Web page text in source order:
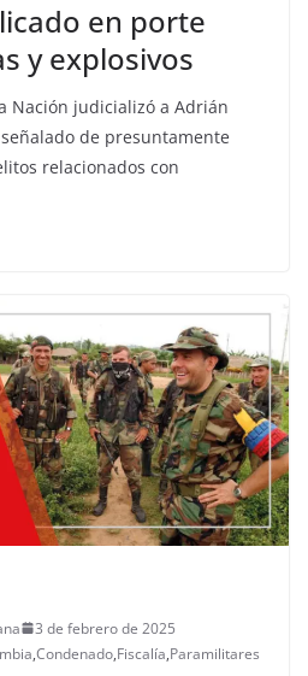
en porte
y explosivos
Nación judicializó a Adrián
de presuntamente
relacionados con
3 de febrero de 2025
,Condenado,Fiscalía,Paramilitares